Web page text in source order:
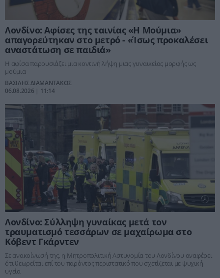
Λονδίνο: Αφίσες της ταινίας «Η Μούμια»
απαγορεύτηκαν στο μετρό - «Ίσως προκαλέσει
αναστάτωση σε παιδιά»
Η αφίσα παρουσιάζει μια κοντινή λήψη μιας γυναικείας μορφής ως
μούμια
ΒΑΣΙΛΗΣ ΔΙΑΜΑΝΤΑΚΟΣ
06.08.2026 | 11:14
Λονδίνο: Σύλληψη γυναίκας μετά τον
τραυματισμό τεσσάρων σε μαχαίρωμα στο
Κόβεντ Γκάρντεν
Σε ανακοίνωσή της, η Μητροπολιτική Αστυνομία του Λονδίνου αναφέρει
ότι θεωρείται επί του παρόντος περιστατικό που σχετίζεται με ψυχική
υγεία